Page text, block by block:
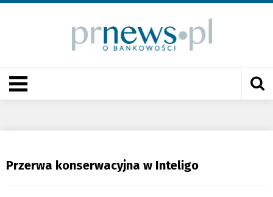
Przerwa konserwacyjna w Inteligo